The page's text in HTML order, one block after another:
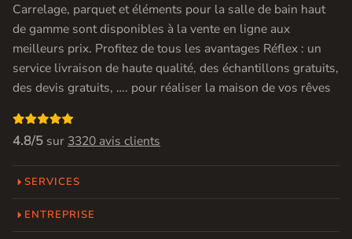
Carrelage, parquet et éléments pour la salle de bain haut
de gamme sont disponibles à la vente en ligne aux
meilleurs prix. Profitez de tous les avantages Réflex : un
service livraison de haute qualité, des échantillons gratuits,
des devis gratuits, …. pour réaliser la maison de vos rêves

4.8/5 sur 3320 avis clients
SERVICES
ENTREPRISE